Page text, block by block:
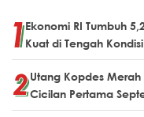
Ekonomi RI Tumbuh
Kuat di Tengah
Utang Kopdes Merah
Cicilan Pertama